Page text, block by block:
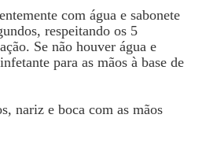
com água e sabonete
respeitando os 5
Se não houver água e
para as mãos à base de
nariz e boca com as mãos